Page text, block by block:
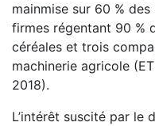
mainmise sur 60 %
firmes régentant 90 %
céréales et trois
machinerie agricole
2018).
L’intérêt suscité par le